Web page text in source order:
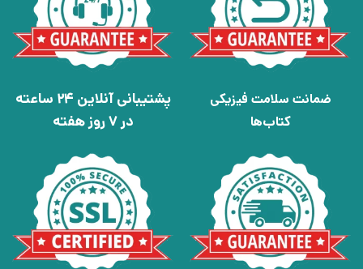
ضمانت سلامت فیزیکی
کتاب‌ها
پشتیبانی آنلاین 24 ساعته
در 7 روز هفته